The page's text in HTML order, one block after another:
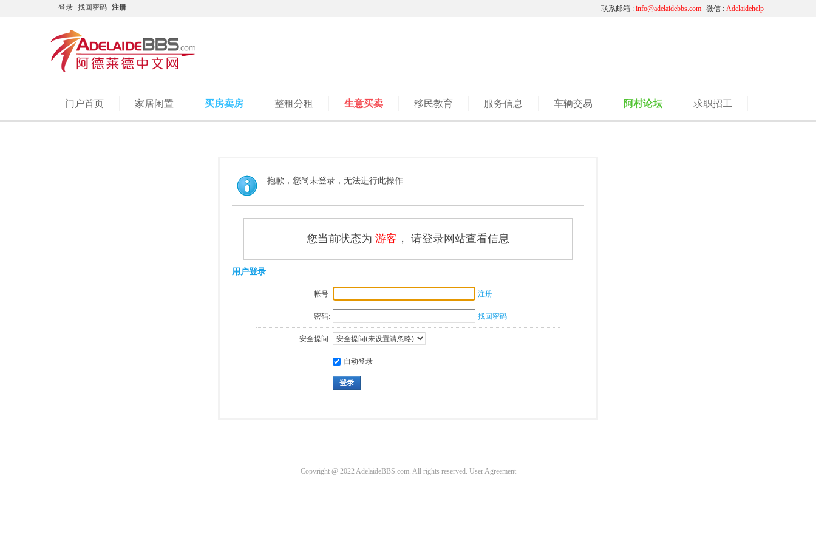
登录 找回密码 注册 微信 : Adelaidehelp
联系邮箱 : info@adelaidebbs.com
门户首页 家居闲置 买房卖房 整租分租 生意买卖 移民教育 服务信息 车辆交易 阿村论坛 求职招工
抱歉，您尚未登录，无法进行此操作
您当前状态为 游客 ， 请登录网站查看信息
用户登录
帐号: 注册
密码: 找回密码
安全提问:
自动登录
登录
Copyright @ 2022 AdelaideBBS.com. All rights reserved. User Agreement